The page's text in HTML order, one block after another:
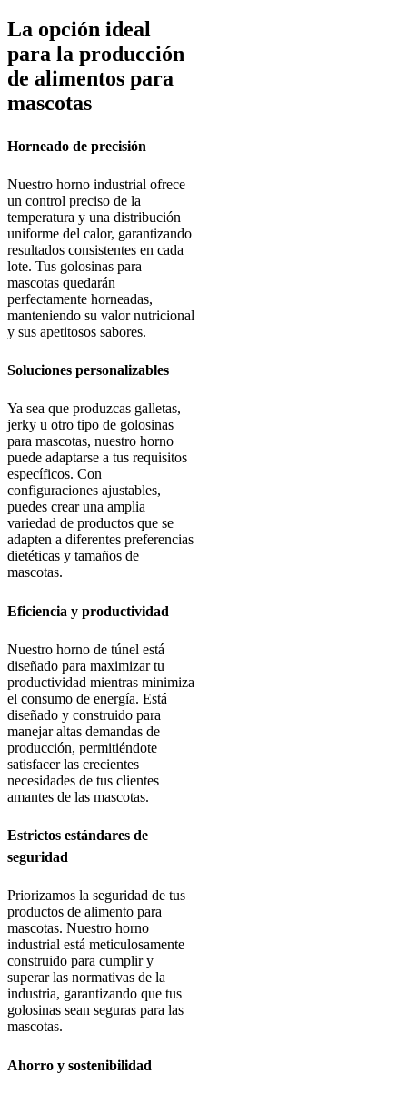
La opción ideal
para la producción
de alimentos para
mascotas
Horneado de precisión
Nuestro horno industrial ofrece
un control preciso de la
temperatura y una distribución
uniforme del calor, garantizando
resultados consistentes en cada
lote. Tus golosinas para
mascotas quedarán
perfectamente horneadas,
manteniendo su valor nutricional
y sus apetitosos sabores.
Soluciones personalizables
Ya sea que produzcas galletas,
jerky u otro tipo de golosinas
para mascotas, nuestro horno
puede adaptarse a tus requisitos
específicos. Con
configuraciones ajustables,
puedes crear una amplia
variedad de productos que se
adapten a diferentes preferencias
dietéticas y tamaños de
mascotas.
Eficiencia y productividad
Nuestro horno de túnel está
diseñado para maximizar tu
productividad mientras minimiza
el consumo de energía. Está
diseñado y construido para
manejar altas demandas de
producción, permitiéndote
satisfacer las crecientes
necesidades de tus clientes
amantes de las mascotas.
Estrictos estándares de
seguridad
Priorizamos la seguridad de tus
productos de alimento para
mascotas. Nuestro horno
industrial está meticulosamente
construido para cumplir y
superar las normativas de la
industria, garantizando que tus
golosinas sean seguras para las
mascotas.
Ahorro y sostenibilidad